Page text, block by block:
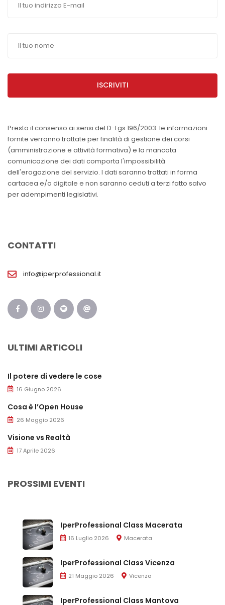
ISCRIVITI
Presto il consenso ai sensi del D-Lgs 196/2003: le informazioni
fornite verranno trattate per finalità di gestione dei corsi
(amministrazione e attività formativa) e la mancata
comunicazione dei dati comporta l'impossibilità
dell'erogazione del servizio. I dati saranno trattati in forma
cartacea e/o digitale e non saranno ceduti a terzi fatto salvo
per adempimenti legislativi.
CONTATTI
info@iperprofessional.it
ULTIMI ARTICOLI
Il potere di vedere le cose
16 Giugno 2026
Cosa è l’Open House
26 Maggio 2026
Visione vs Realtà
17 Aprile 2026
PROSSIMI EVENTI
IperProfessional Class Macerata
16 Luglio 2026 Macerata
IperProfessional Class Vicenza
21 Maggio 2026 Vicenza
IperProfessional Class Mantova